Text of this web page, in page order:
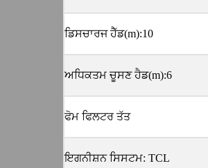
ਡਿਸਚਾਰਜ ਹੈੱਡ(m):10
ਅਧਿਕਤਮ ਚੂਸਣ ਹੈਡ(m):6
ਫੋਮ ਫਿਲਟਰ ਤੱਤ
ਇਗਨੀਸ਼ਨ ਸਿਸਟਮ: TCL